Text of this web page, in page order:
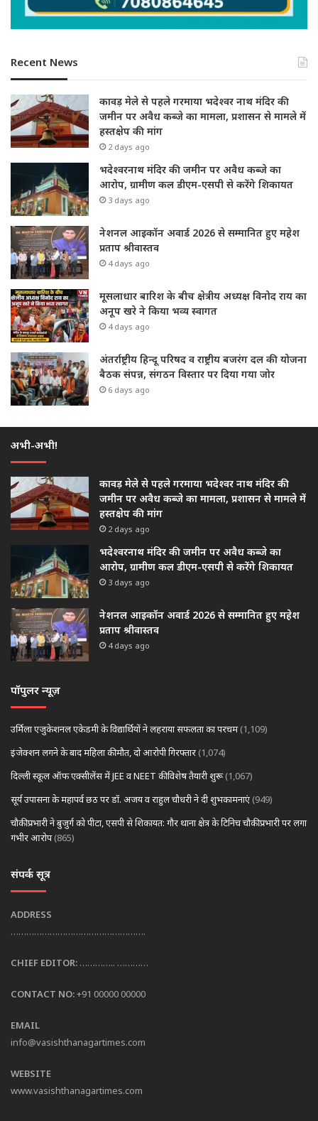
Recent News
कावड़ मेले से पहले गरमाया भदेश्वर नाथ मंदिर की
जमीन पर अवैध कब्जे का मामला, प्रशासन से मामले में
हस्तक्षेप की मांग
2 days ago
भदेश्वरनाथ मंदिर की जमीन पर अवैध कब्जे का
आरोप, ग्रामीण कल डीएम-एसपी से करेंगे शिकायत
3 days ago
नेशनल आइकॉन अवार्ड 2026 से सम्मानित हुए महेश
प्रताप श्रीवास्तव
4 days ago
मूसलाधार बारिश के बीच क्षेत्रीय अध्यक्ष विनोद राय का
अनूप खरे ने किया भव्य स्वागत
4 days ago
अंतर्राष्ट्रीय हिन्दू परिषद व राष्ट्रीय बजरंग दल की योजना
बैठक संपन्न, संगठन विस्तार पर दिया गया जोर
6 days ago
अभी-अभी!
कावड़ मेले से पहले गरमाया भदेश्वर नाथ मंदिर की
जमीन पर अवैध कब्जे का मामला, प्रशासन से मामले में
हस्तक्षेप की मांग
2 days ago
भदेश्वरनाथ मंदिर की जमीन पर अवैध कब्जे का
आरोप, ग्रामीण कल डीएम-एसपी से करेंगे शिकायत
3 days ago
नेशनल आइकॉन अवार्ड 2026 से सम्मानित हुए महेश
प्रताप श्रीवास्तव
4 days ago
पॉपुलर न्यूज़
उर्मिला एजुकेशनल एकेडमी के विद्यार्थियों ने लहराया सफलता का परचम (1,109)
इंजेक्शन लगने के बाद महिला की मौत, दो आरोपी गिरफ्तार (1,074)
दिल्ली स्कूल ऑफ एक्सीलेंस में JEE व NEET की विशेष तैयारी शुरू (1,067)
सूर्य उपासना के महापर्व छठ पर डॉ. अजय व राहुल चौधरी ने दी शुभकामनाएं (949)
चौकी प्रभारी ने बुजुर्ग को पीटा, एसपी से शिकायत: गौर थाना क्षेत्र के टिनिच चौकी प्रभारी पर लगा
गंभीर आरोप (865)
संपर्क सूत्र
ADDRESS
…………………………………………….
CHIEF EDITOR: ………….. …………
CONTACT NO:+91 00000 00000
EMAIL
info@vasishthanagartimes.com
WEBSITE
www.vasishthanagartimes.com